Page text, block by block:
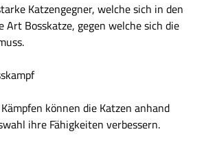
Katzengegner, welche sich in den
Art Bosskatze, gegen welche sich die
können die Katzen anhand
ihre Fähigkeiten verbessern.